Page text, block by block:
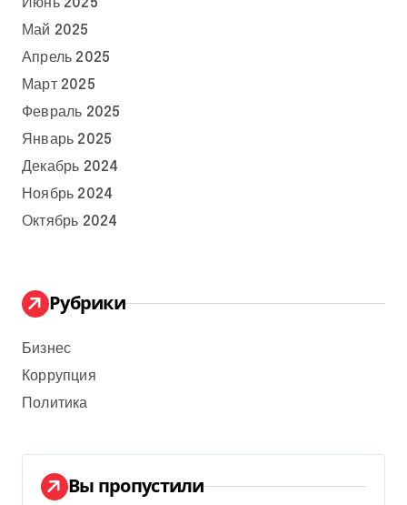
Май 2025
Апрель 2025
Март 2025
Февраль 2025
Январь 2025
Декабрь 2024
Ноябрь 2024
Октябрь 2024
Рубрики
Бизнес
Коррупция
Политика
Вы пропустили